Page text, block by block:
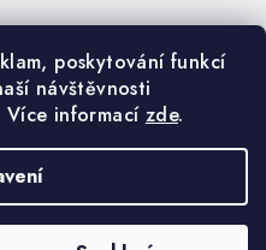
poskytování funkcí
návštěvnosti
Více informací zde.
B2B. Všechna práva
cookies